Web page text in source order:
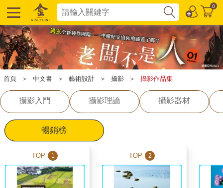
0
首頁 ＞ 中文書 ＞ 藝術設計 ＞ 攝影 ＞ 攝影作品集
攝影入門 攝影理論 攝影器材
暢銷榜
TOP 1 TOP 2